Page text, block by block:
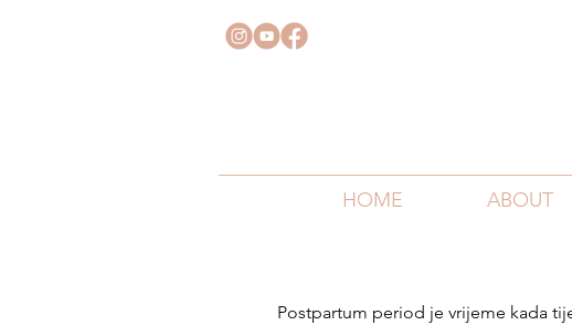
HOME ABOUT
Postpartum period je vrijeme kada